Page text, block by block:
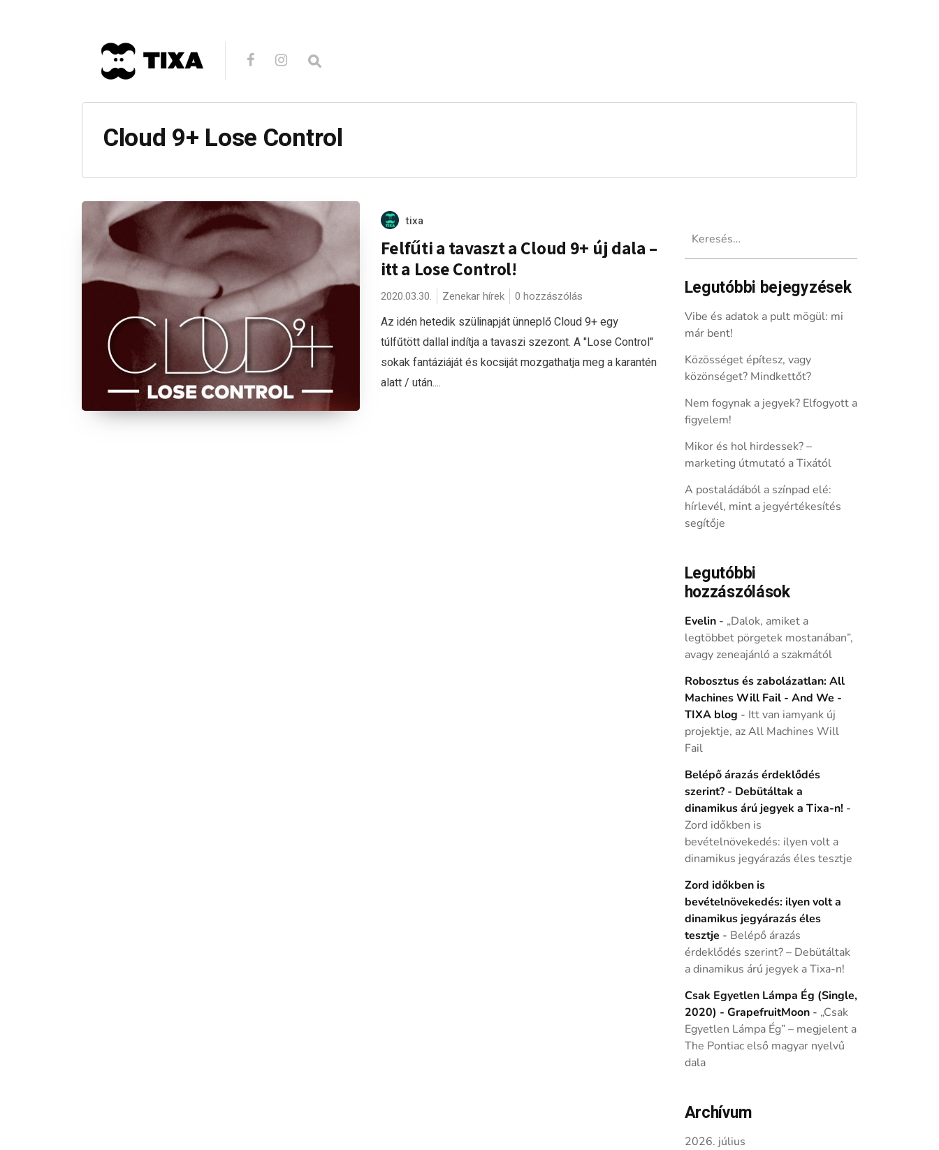
Cloud 9+ Lose Control
tixa
Felfűti a tavaszt a Cloud 9+ új dala –
itt a Lose Control!
2020.03.30. Zenekar hírek 0 hozzászólás
Az idén hetedik szülinapját ünneplő Cloud 9+ egy
túlfűtött dallal indítja a tavaszi szezont. A "Lose Control"
sokak fantáziáját és kocsiját mozgathatja meg a karantén
alatt / után....
Legutóbbi bejegyzések
Vibe és adatok a pult mögül: mi
már bent!
Közösséget építesz, vagy
közönséget? Mindkettőt?
Nem fogynak a jegyek? Elfogyott a
figyelem!
Mikor és hol hirdessek? –
marketing útmutató a Tixától
A postaládából a színpad elé:
hírlevél, mint a jegyértékesítés
segítője
Legutóbbi
hozzászólások
Evelin- „Dalok, amiket a
legtöbbet pörgetek mostanában”,
avagy zeneajánló a szakmától
Robosztus és zabolázatlan: All
Machines Will Fail - And We -
TIXA blog - Itt van iamyank új
projektje, az All Machines Will
Fail
Belépő árazás érdeklődés
szerint? - Debütáltak a
dinamikus árú jegyek a Tixa-n! -
Zord időkben is
bevételnövekedés: ilyen volt a
dinamikus jegyárazás éles tesztje
Zord időkben is
bevételnövekedés: ilyen volt a
dinamikus jegyárazás éles
tesztje - Belépő árazás
érdeklődés szerint? – Debütáltak
a dinamikus árú jegyek a Tixa-n!
Csak Egyetlen Lámpa Ég (Single,
2020) - GrapefruitMoon- „Csak
Egyetlen Lámpa Ég” – megjelent a
The Pontiac első magyar nyelvű
dala
Archívum
2026. július